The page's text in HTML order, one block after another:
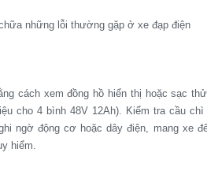
cách xem đồng hồ hiển thị hoặc sạc
cho 4 bình 48V 12Ah). Kiểm tra cầu
ngờ động cơ hoặc dây điện, mang xe
hiểm.